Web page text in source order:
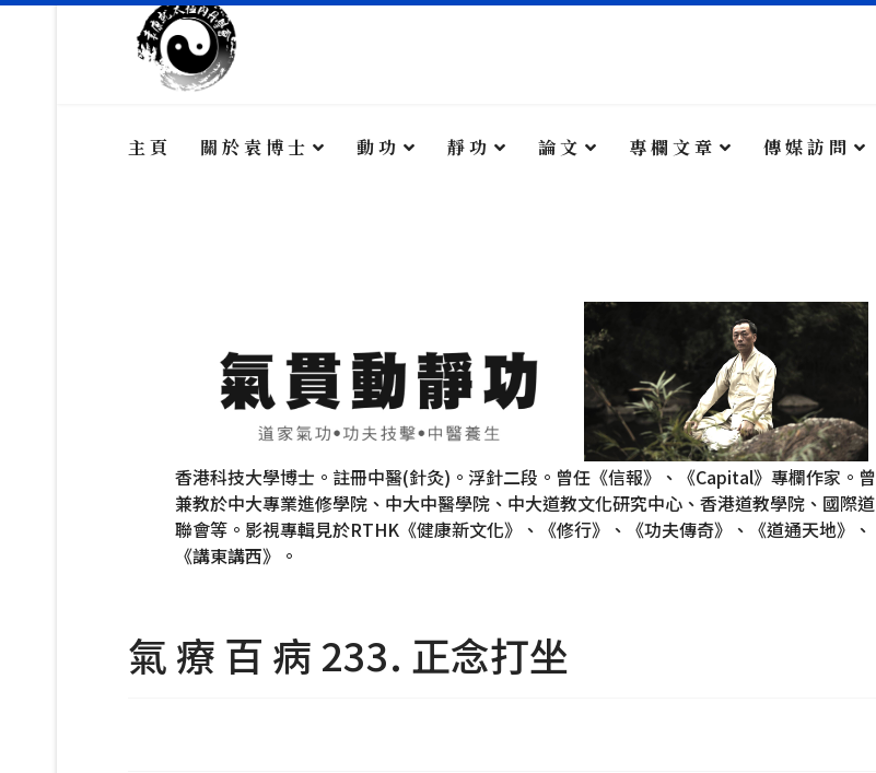
動 功
傳 媒 訪 問
針 灸 診 症
主 頁 關 於 袁 博 士 動 功 靜 功 論 文 專 欄 文 章 傳 媒 訪 問
香港科技大學博士。註冊中醫(針灸)。浮針二段。曾任《信報》、《Capital》專欄作家。曾
兼教於中大專業進修學院、中大中醫學院、中大道教文化研究中心、香港道教學院、國際道
聯會等。影視專輯見於RTHK《健康新文化》、《修行》、《功夫傳奇》、《道通天地》、
《講東講西》。
氣 療 百 病 233. 正念打坐